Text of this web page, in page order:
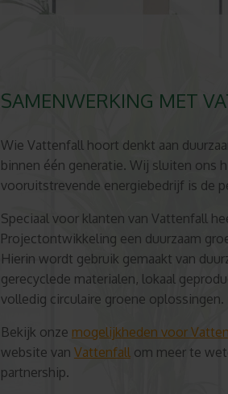
SAMENWERKING MET
Wie Vattenfall hoort denkt aan
binnen één generatie. Wij sluiten ons
vooruitstrevende energiebedrijf is de
Speciaal voor klanten van Vattenfall
Projectontwikkeling een duurzaam
Hierin wordt gebruik gemaakt van
gerecyclede materialen, lokaal
volledig circulaire groene oplossingen.
Bekijk onze mogelijkheden voor
website van Vattenfall om meer te
partnership.